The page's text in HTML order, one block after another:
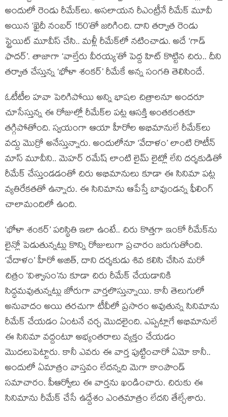
అందులో రెండు రీమేక్‌లు. అసలాయన రీఎంట్రీనే రీమేక్ మూవీ
అయిన ‘ఖైదీ నంబర్ 150’తో జరిగింది. దాని తర్వాత రెండు
స్ట్రెయిట్ మూవీస్ చేసి.. మళ్లీ రీమేక్‌లో నటించాడు. అదే ‘గాడ్
ఫాదర్’. తాజాగా ‘వాల్తేరు వీరయ్య’తో పెద్ద హిట్ కొట్టిన చిరు.. దీని
తర్వాత చేస్తున్న ‘భోళా శంకర్’ రీమేకే అన్న సంగతి తెలిసిందే.
ఓటీటీల హవా పెరిగిపోయి అన్ని భాషల చిత్రాలనూ అందరూ
చూసేస్తున్న ఈ రోజుల్లో రీమేక్‌ల పట్ల ఆసక్తి అంతకంతకూ
తగ్గిపోతోంది. స్వయంగా ఆయా హీరోల అభిమానులే రీమేక్‌లు
వద్దు మొర్రో అనేస్తున్నారు. అందులోనూ ‘వేదాళం’ లాంటి రొటీన్
మాస్ మూవీని.. మెహర్ రమేష్ లాంటి లైమ్ లైట్లో లేని దర్శకుడితో
రీమేక్ చేస్తుండడంతో చిరు అభిమానులు కూడా ఈ సినిమా పట్ల
వ్యతిరేకతతో ఉన్నారు. ఈ సినిమాను ఆపేస్తే బావుండన్న ఫీలింగ్
చాలామందిలో ఉంది.
‘భోళా శంకర్’ పరిస్థితి ఇలా ఉంటే.. చిరు కొత్తగా ఇంకో రీమేక్‌ను
లైన్లో పెడుతున్నట్లు కొన్ని రోజులుగా ప్రచారం జరుగుతోంది.
‘వేదాళం’ హీరో అజిత్, దాని దర్శకుడు శివ కలిసి చేసిన మరో
చిత్రం ‘విశ్వాసం’ను కూడా చిరు రీమేక్ చేయడానికి
సిద్ధమవుతున్నట్లు జోరుగా వార్తలొస్తున్నాయి. కానీ తెలుగులో
అనువాదం అయి తరచుగా టీవీలో ప్రసారం అవుతున్న సినిమాను
రీమేక్ చేయడం ఏంటనే చర్చ మొదలైంది. ఎప్పట్లాగే అభిమానులే
ఈ సినిమా వద్దంటూ అభ్యంతరాలు వ్యక్తం చేయడం
మొదలుపెట్టారు. కానీ ఎవరు ఈ వార్త పుట్టించారో ఏమో కానీ..
అందులో ఏమాత్రం వాస్తవం లేదన్నది మెగా కాంపౌండ్
సమాచారం. పీఆర్వోలు ఈ వార్తను ఖండించారు. చిరుకు ఈ
సినిమాను రీమేక్ చేసే ఉద్దేశం ఎంతమాత్రం లేదని తేల్చేశారు.